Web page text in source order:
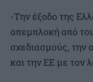
-Την έξοδο της
απεμπλοκή από
σχεδιασμούς,
και την ΕΕ με τον